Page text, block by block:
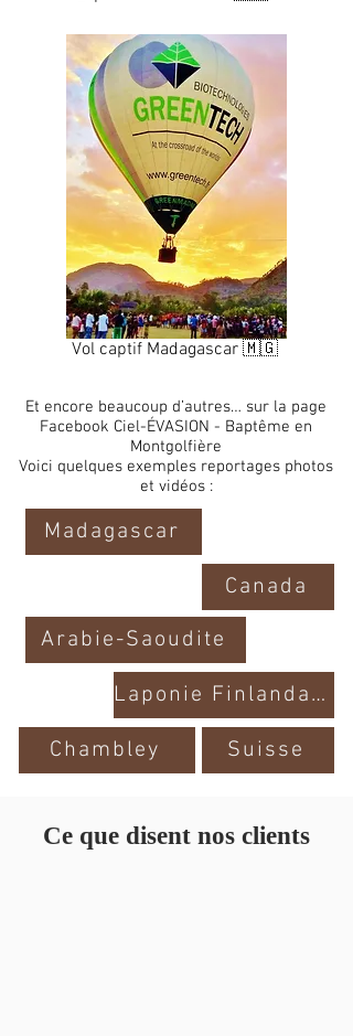
Vol captif Madagascar 🇲🇬
Et encore beaucoup d’autres… sur la page
Facebook Ciel-ÉVASION - Baptême en
Montgolfière
Voici quelques exemples reportages photos
et vidéos :
Madagascar
Canada
Arabie-Saoudite
Laponie Finlandaise
Chambley Suisse
Ce que disent nos clients